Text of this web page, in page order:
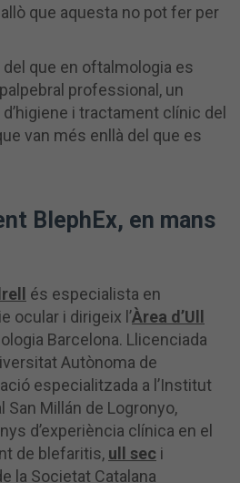
que aquesta no pot fer per
que en oftalmologia es
professional, un
i tractament clínic del
van més enllà del que es
BlephEx, en mans
és especialista en
ocular i dirigeix l’Àrea d’Ull
Barcelona. Llicenciada
Autònoma de
especialitzada a l’Institut
San Millán de Logronyo,
d’experiència clínica en el
de blefaritis, ull sec i
la Societat Catalana